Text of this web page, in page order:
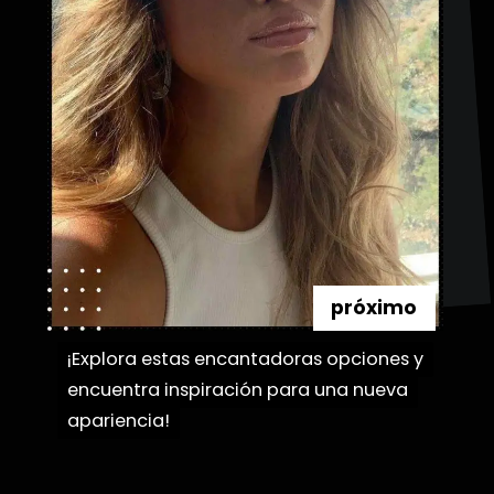
¡Explora estas encantadoras opciones y
encuentra inspiración para una nueva
apariencia!
¡Explora estas encantadoras opciones y
encuentra inspiración para una nueva
apariencia!
próximo